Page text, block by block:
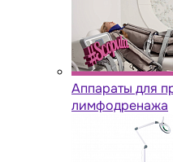
Аппараты для
лимфодренажа